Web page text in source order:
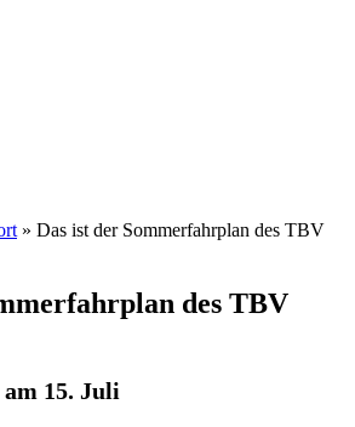
» Das ist der Sommerfahrplan des TBV
des TBV
15. Juli